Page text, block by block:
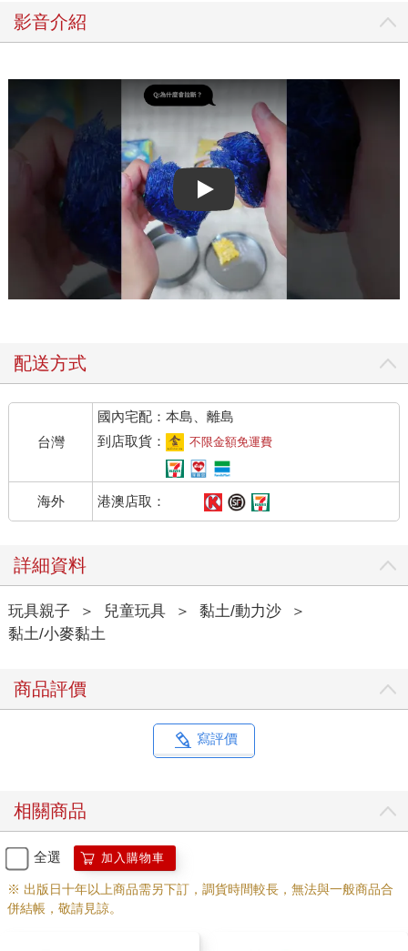
影音介紹
Play video
配送方式
台灣
國內宅配：本島、離島
到店取貨：
不限金額免運費
海外 港澳店取：
詳細資料
玩具親子 ＞ 兒童玩具 ＞ 黏土/動力沙
＞
黏土/小麥黏土
商品評價
寫評價
相關商品
全選 加入購物車
※ 出版日十年以上商品需另下訂，調貨時間較長，無法與一般商品合
併結帳，敬請見諒。